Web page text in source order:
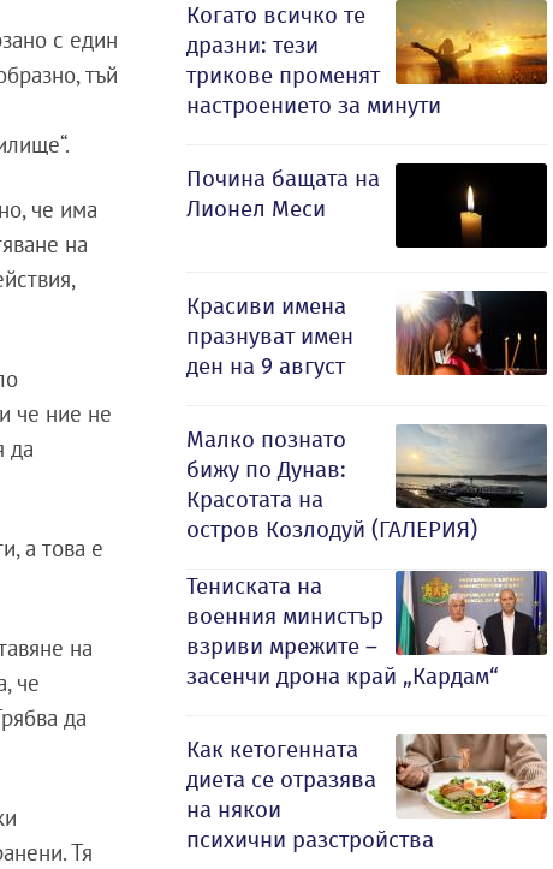
с един
тъй
че има
на
че ние не
да
а това е
на
че
да
Тя
Когато всичко те
дразни: тези
трикове променят
настроението за минути
Почина бащата на
Лионел Меси
Красиви имена
празнуват имен
ден на 9 август
Малко познато
бижу по Дунав:
Красотата на
остров Козлодуй (ГАЛЕРИЯ)
Тениската на
военния министър
взриви мрежите –
засенчи дрона край „Кардам“
Как кетогенната
диета се отразява
на някои
психични разстройства